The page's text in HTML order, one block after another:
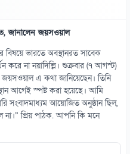
জানালেন জয়সওয়াল
বিষয়ে ভারতে অবস্থানরত সাবেক
করে না নয়াদিল্লি। শুক্রবার (৭ আগস্ট)
জয়সওয়াল এ কথা জানিয়েছেন। তিনি
আগেই স্পষ্ট করা হয়েছে। আমি
সংবাদমাধ্যম আয়োজিত অনুষ্ঠান ছিল,
প্রিয় পাঠক. আপনি কি মনে